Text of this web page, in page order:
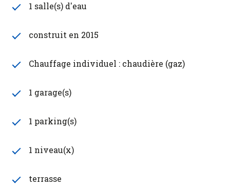
1 salle(s) d'eau
construit en 2015
Chauffage individuel : chaudière (gaz)
1 garage(s)
1 parking(s)
1 niveau(x)
terrasse